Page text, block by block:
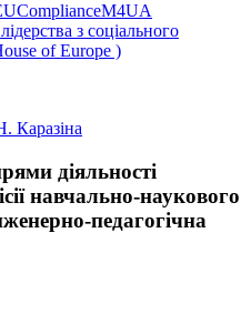
з соціального
of Europe )
діяльності
навчально-наукового
педагогічна